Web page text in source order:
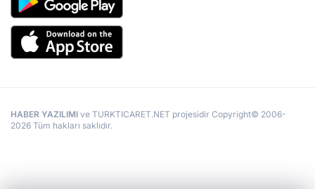
HABER YAZILIMI ve TURKTICARET.NET projesidir Copyright© 2006-
2026 Tüm hakları saklıdır.